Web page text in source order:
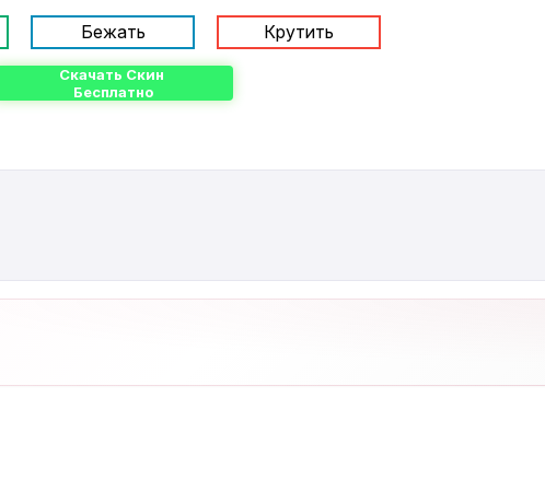
Бежать Крутить
Скачать Скин
Бесплатно